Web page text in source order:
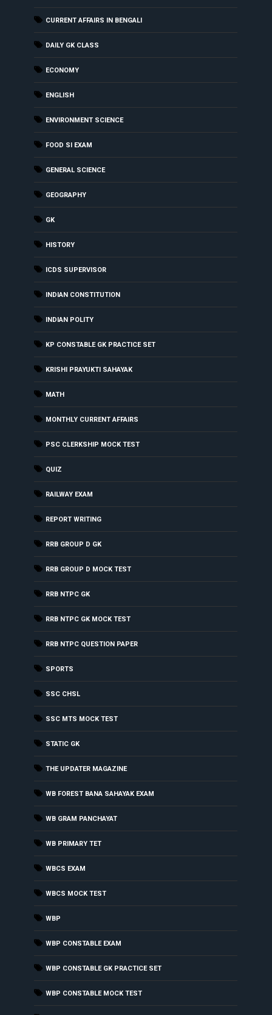
CURRENT AFFAIRS IN BENGALI
DAILY GK CLASS
ECONOMY
ENGLISH
ENVIRONMENT SCIENCE
FOOD SI EXAM
GENERAL SCIENCE
GEOGRAPHY
GK
HISTORY
ICDS SUPERVISOR
INDIAN CONSTITUTION
INDIAN POLITY
KP CONSTABLE GK PRACTICE SET
KRISHI PRAYUKTI SAHAYAK
MATH
MONTHLY CURRENT AFFAIRS
PSC CLERKSHIP MOCK TEST
QUIZ
RAILWAY EXAM
REPORT WRITING
RRB GROUP D GK
RRB GROUP D MOCK TEST
RRB NTPC GK
RRB NTPC GK MOCK TEST
RRB NTPC QUESTION PAPER
SPORTS
SSC CHSL
SSC MTS MOCK TEST
STATIC GK
THE UPDATER MAGAZINE
WB FOREST BANA SAHAYAK EXAM
WB GRAM PANCHAYAT
WB PRIMARY TET
WBCS EXAM
WBCS MOCK TEST
WBP
WBP CONSTABLE EXAM
WBP CONSTABLE GK PRACTICE SET
WBP CONSTABLE MOCK TEST